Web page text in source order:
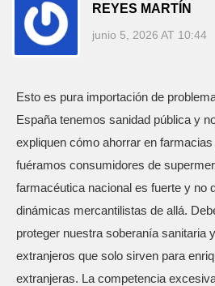
REYES MARTÍN
junio 5, 2026 AT 10:44
Esto es pura importación de
España tenemos sanidad pública y
expliquen cómo ahorrar en
fuéramos consumidores de
farmacéutica nacional es fuerte y no
dinámicas mercantilistas de allá.
proteger nuestra soberanía sanitaria
extranjeros que solo sirven para
extranjeras. La competencia